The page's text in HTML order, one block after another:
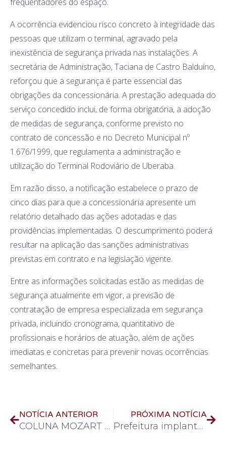
A ocorrência evidenciou risco concreto à integridade das
pessoas que utilizam o terminal, agravado pela
inexistência de segurança privada nas instalações. A
secretária de Administração, Taciana de Castro Balduíno,
reforçou que a segurança é parte essencial das
obrigações da concessionária. A prestação adequada do
serviço concedido inclui, de forma obrigatória, a adoção
de medidas de segurança, conforme previsto no
contrato de concessão e no Decreto Municipal nº
1.676/1999, que regulamenta a administração e
utilização do Terminal Rodoviário de Uberaba.
Em razão disso, a notificação estabelece o prazo de
cinco dias para que a concessionária apresente um
relatório detalhado das ações adotadas e das
providências implementadas. O descumprimento poderá
resultar na aplicação das sanções administrativas
previstas em contrato e na legislação vigente.
Entre as informações solicitadas estão as medidas de
segurança atualmente em vigor, a previsão de
contratação de empresa especializada em segurança
privada, incluindo cronograma, quantitativo de
profissionais e horários de atuação, além de ações
imediatas e concretas para prevenir novas ocorrências
semelhantes.
NOTÍCIA ANTERIOR
COLUNA MOZART JR.
PRÓXIMA NOTÍCIA
Prefeitura implanta filas organizadas para embarque de alunos do IFTM no Terminal Oeste